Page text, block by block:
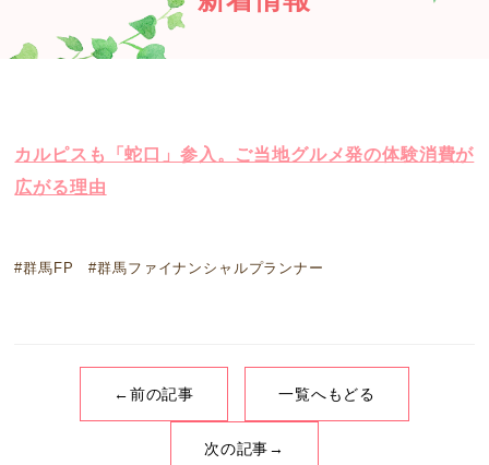
カルピスも「蛇口」参入。ご当地グルメ発の体験消費が
広がる理由
#群馬FP #群馬ファイナンシャルプランナー
←前の記事 一覧へもどる
次の記事→